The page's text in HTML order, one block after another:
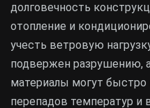
долговечность
отопление и
учесть ветровую
подвержен разрушению,
материалы могут быстро
перепадов температур и